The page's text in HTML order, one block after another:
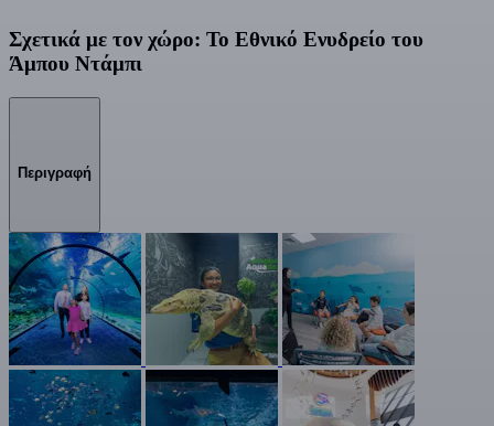
Σχετικά με τον χώρο: Το Εθνικό Ενυδρείο του
Άμπου Ντάμπι
Περιγραφή